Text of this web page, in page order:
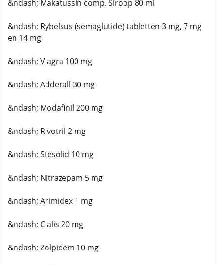
&ndash; Makatussin comp. Siroop 80 ml
&ndash; Rybelsus (semaglutide) tabletten 3 mg, 7 mg
en 14 mg
&ndash; Viagra 100 mg
&ndash; Adderall 30 mg
&ndash; Modafinil 200 mg
&ndash; Rivotril 2 mg
&ndash; Stesolid 10 mg
&ndash; Nitrazepam 5 mg
&ndash; Arimidex 1 mg
&ndash; Cialis 20 mg
&ndash; Zolpidem 10 mg